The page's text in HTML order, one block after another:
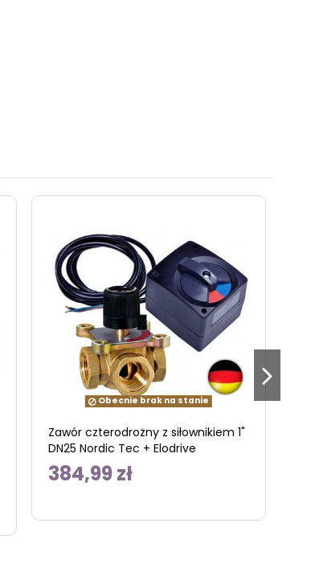
Obecnie brak na stanie
Zawór czterodrożny z siłownikiem 1"
DN25 Nordic Tec + Elodrive
384,99 zł